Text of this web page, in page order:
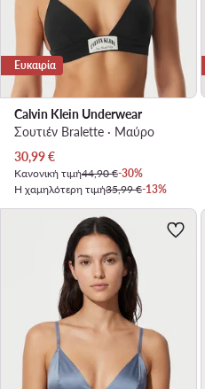
Ευκαιρία
Calvin Klein Underwear
Σουτιέν Bralette · Μαύρο
Τρέχουσα τιμή
30,99€
Κανονική τιμή44,90 €-30%
Η χαμηλότερη τιμή35,99 €-13%